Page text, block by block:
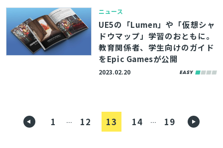
ニュース
UE5の「Lumen」や「仮想シャ
ドウマップ」学習のおともに。
教育関係者、学生向けのガイド
をEpic Gamesが公開
2023.02.20
1 … 12 13 14 … 19